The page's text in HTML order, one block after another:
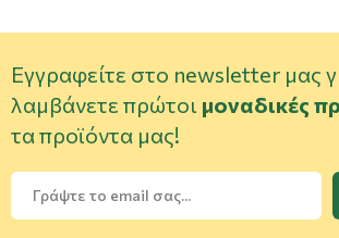
Εγγραφείτε στο newsletter μας
λαμβάνετε πρώτοι μοναδικές
τα προϊόντα μας!